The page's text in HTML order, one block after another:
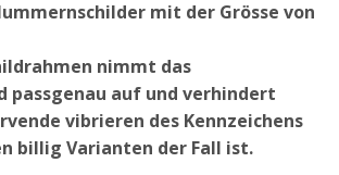
mit der Grösse von
nimmt das
passgenau auf und verhindert
vibrieren des Kennzeichens
billig Varianten der Fall ist.